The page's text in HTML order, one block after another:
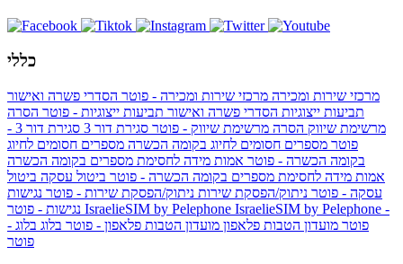
כללי
מרכזי שירות ומכירה מרכזי שירות ומכירה - פוטר הסדרי פשרה ואישור
תביעות ייצוגיות הסדרי פשרה ואישור תביעות ייצוגיות - פוטר הסרה
מרשימת שיווק הסרה מרשימת שיווק - פוטר סגירת דור 3
סגירת דור 3 -
פוטר מספרים חסומים לחיוג בקומה הכשרה מספרים חסומים לחיוג
בקומה הכשרה - פוטר אמות מידה לחסימת מספרים בקומה הכשרה
אמות מידה לחסימת מספרים בקומה הכשרה - פוטר ביטול עסקה ביטול
עסקה - פוטר ניתוק/הפסקת שירות ניתוק/הפסקת שירות - פוטר נגישות
IsraelieSIM by Pelephone IsraelieSIM by Pelephone -
פוטר מועדון הטבות פלאפון מועדון הטבות פלאפון - פוטר בלוג בלוג -
פוטר